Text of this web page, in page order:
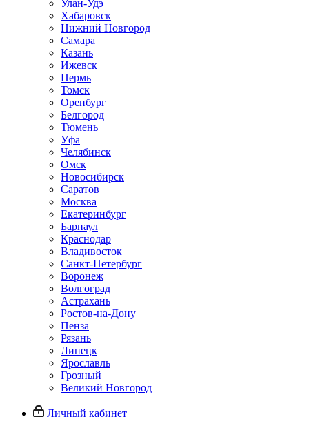
Улан-Удэ
Хабаровск
Нижний Новгород
Самара
Казань
Ижевск
Пермь
Томск
Оренбург
Белгород
Тюмень
Уфа
Челябинск
Омск
Новосибирск
Саратов
Москва
Екатеринбург
Барнаул
Краснодар
Владивосток
Санкт-Петербург
Воронеж
Волгоград
Астрахань
Ростов-на-Дону
Пенза
Рязань
Липецк
Ярославль
Грозный
Великий Новгород
Личный кабинет